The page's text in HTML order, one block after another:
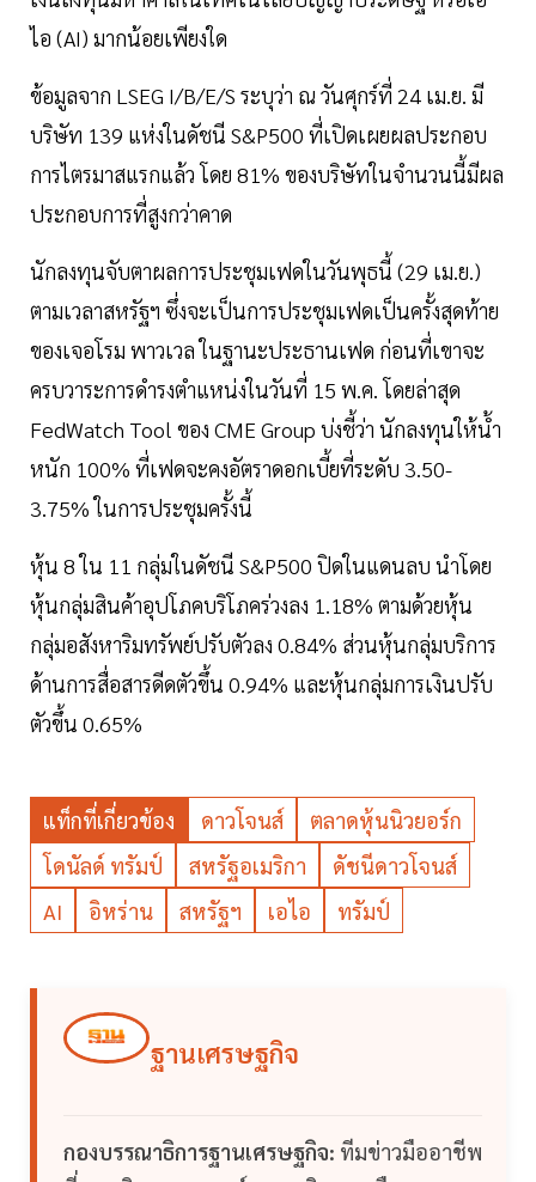
ไอ (AI) มากน้อยเพียงใด
ข้อมูลจาก LSEG I/B/E/S ระบุว่า ณ วันศุกร์ที่ 24 เม.ย. มี
บริษัท 139 แห่งในดัชนี S&P500 ที่เปิดเผยผลประกอบ
การไตรมาสแรกแล้ว โดย 81% ของบริษัทในจำนวนนี้มีผล
ประกอบการที่สูงกว่าคาด
นักลงทุนจับตาผลการประชุมเฟดในวันพุธนี้ (29 เม.ย.)
ตามเวลาสหรัฐฯ ซึ่งจะเป็นการประชุมเฟดเป็นครั้งสุดท้าย
ของเจอโรม พาวเวล ในฐานะประธานเฟด ก่อนที่เขาจะ
ครบวาระการดำรงตำแหน่งในวันที่ 15 พ.ค. โดยล่าสุด
FedWatch Tool ของ CME Group บ่งชี้ว่า นักลงทุนให้น้ำ
หนัก 100% ที่เฟดจะคงอัตราดอกเบี้ยที่ระดับ 3.50-
3.75% ในการประชุมครั้งนี้
หุ้น 8 ใน 11 กลุ่มในดัชนี S&P500 ปิดในแดนลบ นำโดย
หุ้นกลุ่มสินค้าอุปโภคบริโภคร่วงลง 1.18% ตามด้วยหุ้น
กลุ่มอสังหาริมทรัพย์ปรับตัวลง 0.84% ส่วนหุ้นกลุ่มบริการ
ด้านการสื่อสารดีดตัวขึ้น 0.94% และหุ้นกลุ่มการเงินปรับ
ตัวขึ้น 0.65%
แท็กที่เกี่ยวข้อง ดาวโจนส์
ตลาดหุ้นนิวยอร์ก
โดนัลด์ ทรัมป์
สหรัฐอเมริกา
ดัชนีดาวโจนส์
AI
อิหร่าน สหรัฐฯ เอไอ ทรัมป์
ฐานเศรษฐกิจ
กองบรรณาธิการฐานเศรษฐกิจ: ทีมข่าวมืออาชีพ